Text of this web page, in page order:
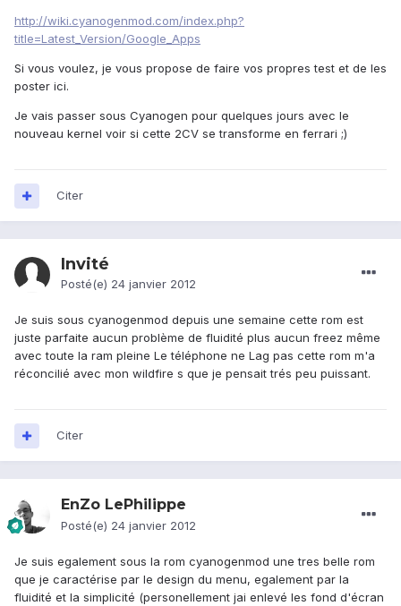
http://wiki.cyanogenmod.com/index.php?
title=Latest_Version/Google_Apps
Si vous voulez, je vous propose de faire vos propres test et de les
poster ici.
Je vais passer sous Cyanogen pour quelques jours avec le
nouveau kernel voir si cette 2CV se transforme en ferrari ;)
Citer
Invité
Posté(e) 24 janvier 2012
Je suis sous cyanogenmod depuis une semaine cette rom est
juste parfaite aucun problème de fluidité plus aucun freez même
avec toute la ram pleine Le téléphone ne Lag pas cette rom m'a
réconcilié avec mon wildfire s que je pensait trés peu puissant.
Citer
EnZo LePhilippe
Posté(e) 24 janvier 2012
Je suis egalement sous la rom cyanogenmod une tres belle rom
que je caractérise par le design du menu, egalement par la
fluidité et la simplicité (personellement jai enlevé les fond d'écran